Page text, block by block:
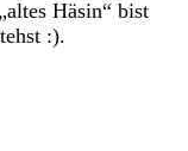
Häsin“ bist
:).